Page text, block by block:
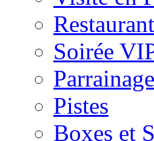
Restaurant
Soirée
Parrainage
Pistes
Boxes et